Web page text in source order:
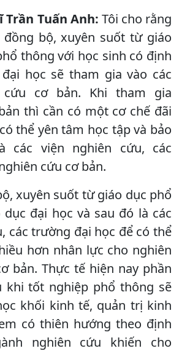
Trần Tuấn Anh: Tôi cho rằng
đồng bộ, xuyên suốt từ giáo
thông với học sinh có định
học sẽ tham gia vào các
cứu cơ bản. Khi tham gia
thì cần có một cơ chế đãi
thể yên tâm học tập và bảo
các viện nghiên cứu, các
cứu cơ bản.
xuyên suốt từ giáo dục phổ
đại học và sau đó là các
các trường đại học để có thể
hơn nhân lực cho nghiên
bản. Thực tế hiện nay phần
khi tốt nghiệp phổ thông sẽ
khối kinh tế, quản trị kinh
có thiên hướng theo định
nghiên cứu khiến cho